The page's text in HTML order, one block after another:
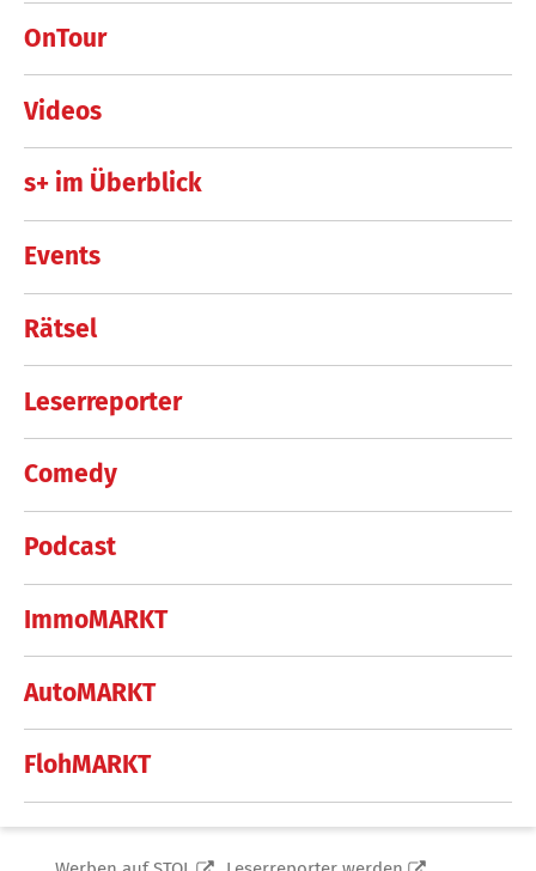
OnTour
Videos
s+ im Überblick
Events
Rätsel
Leserreporter
Comedy
Podcast
ImmoMARKT
AutoMARKT
FlohMARKT